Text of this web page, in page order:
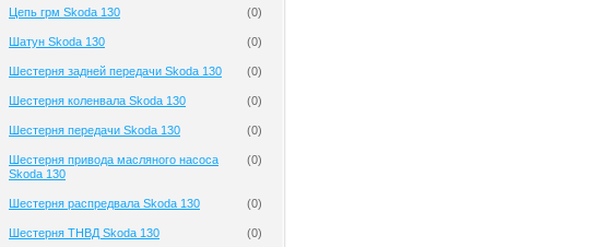
Цепь грм Skoda 130 (0)
Шатун Skoda 130 (0)
Шестерня задней передачи Skoda 130 (0)
Шестерня коленвала Skoda 130 (0)
Шестерня передачи Skoda 130 (0)
Шестерня привода масляного насоса
Skoda 130
(0)
Шестерня распредвала Skoda 130 (0)
Шестерня ТНВД Skoda 130 (0)